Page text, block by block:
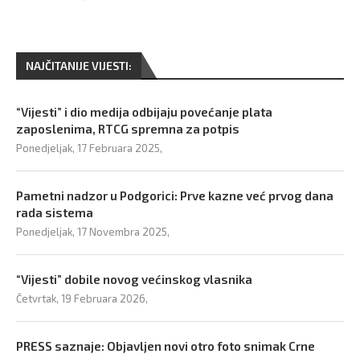
NAJČITANIJE VIJESTI:
“Vijesti” i dio medija odbijaju povećanje plata
zaposlenima, RTCG spremna za potpis
Ponedjeljak, 17 Februara 2025,
Pametni nadzor u Podgorici: Prve kazne već prvog dana
rada sistema
Ponedjeljak, 17 Novembra 2025,
“Vijesti” dobile novog većinskog vlasnika
Četvrtak, 19 Februara 2026,
PRESS saznaje: Objavljen novi otro foto snimak Crne